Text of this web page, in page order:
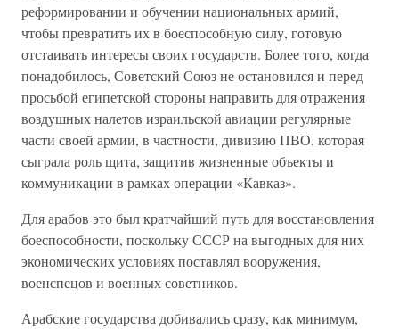
реформировании и обучении национальных армий,
чтобы превратить их в боеспособную силу, готовую
отстаивать интересы своих государств. Более того, когда
понадобилось, Советский Союз не остановился и перед
просьбой египетской стороны направить для отражения
воздушных налетов израильской авиации регулярные
части своей армии, в частности, дивизию ПВО, которая
сыграла роль щита, защитив жизненные объекты и
коммуникации в рамках операции «Кавказ».
Для арабов это был кратчайший путь для восстановления
боеспособности, поскольку СССР на выгодных для них
экономических условиях поставлял вооружения,
военспецов и военных советников.
Арабские государства добивались сразу, как минимум,